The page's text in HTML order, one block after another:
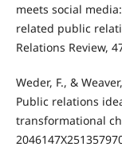
meets social
related public
Relations Review,
Weder, F., &
Public relations
transformational